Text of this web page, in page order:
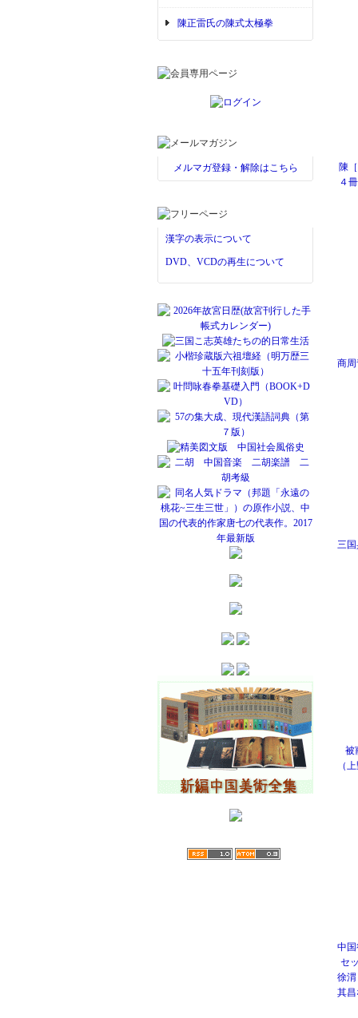
陳正雷氏の陳式太極拳
メルマガ登録・解除はこちら
漢字の表示について
DVD、VCDの再生について
陳
４
商
三
被
（
中
セ
徐
其